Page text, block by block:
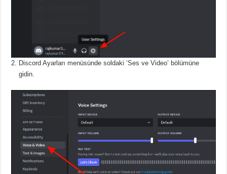
Discord Ayarları menüsünde soldaki ‘Ses ve Video’ bölümüne
gidin.